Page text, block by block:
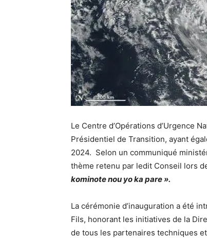
Le Centre d’Opérations d’Urgence
Présidentiel de Transition, ayant
2024. Selon un communiqué
thème retenu par ledit Conseil lors
kominote nou yo ka pare ».
La cérémonie d’inauguration a été
Fils, honorant les initiatives de la
de tous les partenaires techniques